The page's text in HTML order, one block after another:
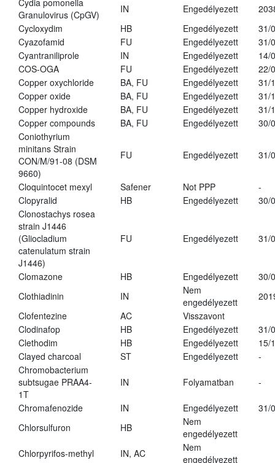
Cydia pomonella
Granulovirus (CpGV)
IN Engedélyezett
Cycloxydim
HB Engedélyezett
31/
Cyazofamid
FU Engedélyezett
31/
Cyantraniliprole
IN Engedélyezett
14/
COS-OGA
FU Engedélyezett
22/
Copper oxychloride
BA, FU Engedélyezett
31/
Copper oxide
BA, FU Engedélyezett
31/
Copper hydroxide
BA, FU Engedélyezett
31/
Copper compounds
BA, FU Engedélyezett
30/
Coniothyrium
minitans Strain
CON/M/91-08 (DSM
9660)
FU Engedélyezett 31/
Cloquintocet mexyl Safener Not PPP
-
Clopyralid
HB Engedélyezett
30/
Clonostachys rosea
strain J1446
(Gliocladium
catenulatum strain
J1446)
FU Engedélyezett 31/
Clomazone HB Engedélyezett
30/
Clothiadinin
IN
Nem
engedélyezett
Clofentezine
AC
Visszavont
Clodinafop
HB Engedélyezett
31/
Clethodim
HB Engedélyezett
15/
Clayed charcoal
ST Engedélyezett
-
Chromobacterium
subtsugae PRAA4-
1T
IN Folyamatban -
Chromafenozide IN Engedélyezett
31/
Chlorsulfuron
HB
Nem
engedélyezett
Chlorpyrifos-methyl
IN, AC
Nem
engedélyezett